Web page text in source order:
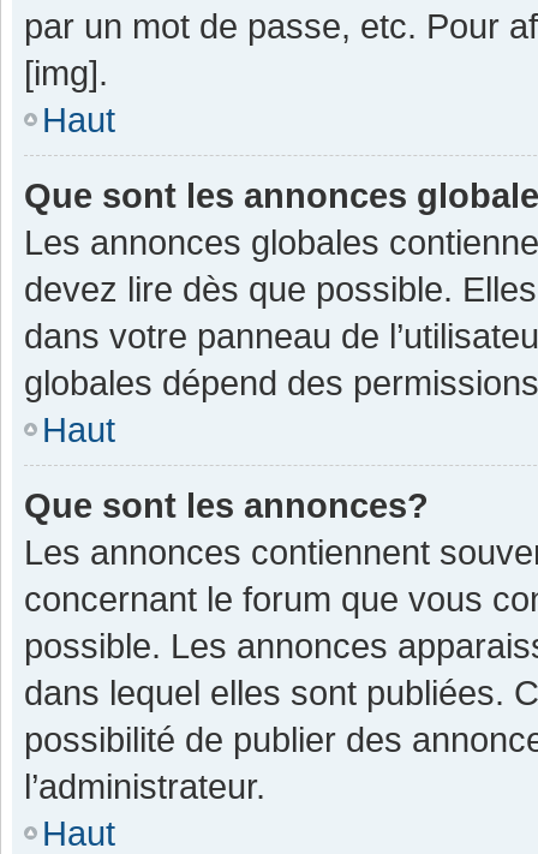
par un mot de passe, etc. Pour
[img].
Haut
Que sont les annonces
Les annonces globales
devez lire dès que possible.
dans votre panneau de
globales dépend des
Haut
Que sont les annonces?
Les annonces contiennent
concernant le forum que vous
possible. Les annonces
dans lequel elles sont publiées.
possibilité de publier des
l’administrateur.
Haut